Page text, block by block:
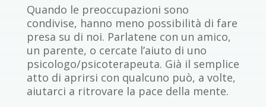
Quando le preoccupazioni sono
condivise, hanno meno possibilità di fare
presa su di noi. Parlatene con un amico,
un parente, o cercate l’aiuto di uno
psicologo/psicoterapeuta. Già il semplice
atto di aprirsi con qualcuno può, a volte,
aiutarci a ritrovare la pace della mente.